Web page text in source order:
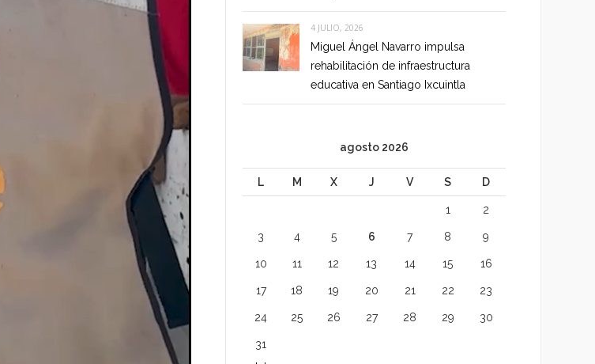
4 JULIO, 2026
Miguel Ángel Navarro impulsa
rehabilitación de infraestructura
educativa en Santiago Ixcuintla
agosto 2026
L M X J V S D
1 2
3 4 5 6 7 8 9
10 11 12 13 14 15 16
17 18 19 20 21 22 23
24 25 26 27 28 29 30
31